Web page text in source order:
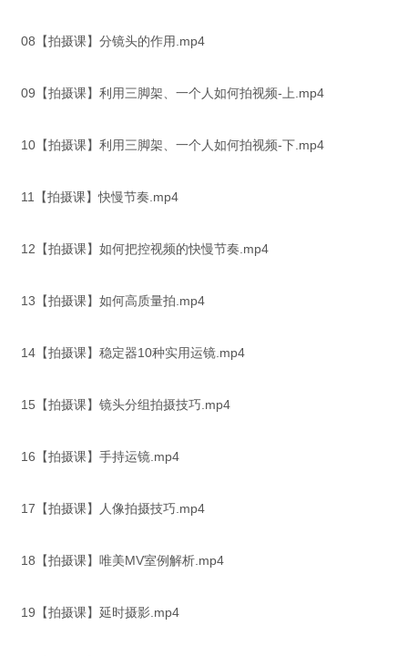
08【拍摄课】分镜头的作用.mp4
09【拍摄课】利用三脚架、一个人如何拍视频-上.mp4
10【拍摄课】利用三脚架、一个人如何拍视频-下.mp4
11【拍摄课】快慢节奏.mp4
12【拍摄课】如何把控视频的快慢节奏.mp4
13【拍摄课】如何高质量拍.mp4
14【拍摄课】稳定器10种实用运镜.mp4
15【拍摄课】镜头分组拍摄技巧.mp4
16【拍摄课】手持运镜.mp4
17【拍摄课】人像拍摄技巧.mp4
18【拍摄课】唯美MV室例解析.mp4
19【拍摄课】延时摄影.mp4